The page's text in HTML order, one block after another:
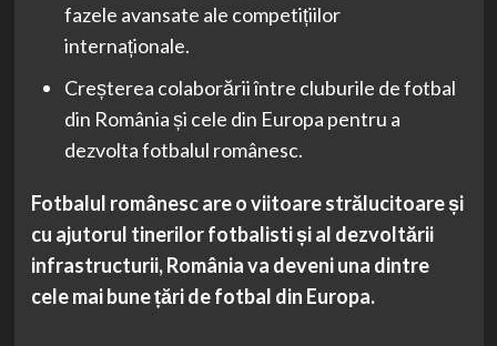
fazele avansate ale competițiilor
internaționale.
Creșterea colaborării între cluburile de fotbal
din România și cele din Europa pentru a
dezvolta fotbalul românesc.
Fotbalul românesc are o viitoare strălucitoare și
cu ajutorul tinerilor fotbalisti și al dezvoltării
infrastructurii, România va deveni una dintre
cele mai bune țări de fotbal din Europa.